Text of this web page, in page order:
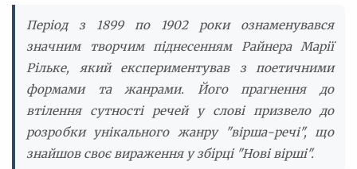
Період з 1899 по 1902 роки ознаменувався
значним творчим піднесенням Райнера Марії
Рільке, який експериментував з поетичними
формами та жанрами. Його прагнення до
втілення сутності речей у слові призвело до
розробки унікального жанру "вірша-речі", що
знайшов своє вираження у збірці "Нові вірші".